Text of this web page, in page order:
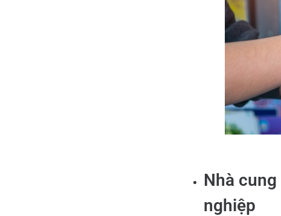
Nhà
nghiệp